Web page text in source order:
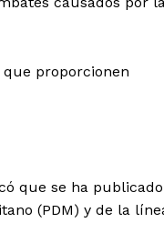
que proporcionen
que se ha publicado
(PDM) y de la